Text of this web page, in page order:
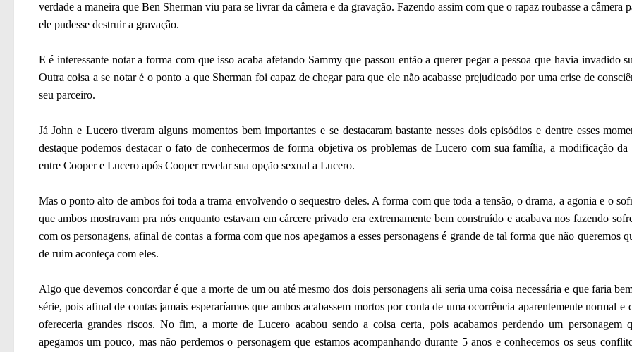
verdade a maneira que Ben Sherman viu para se livrar da câmera e da gravação. Fazendo assim com que o rapaz roubasse a câmera
ele pudesse destruir a gravação.
E é interessante notar a forma com que isso acaba afetando Sammy que passou então a querer pegar a pessoa que havia invadido
Outra coisa a se notar é o ponto a que Sherman foi capaz de chegar para que ele não acabasse prejudicado por uma crise de
seu parceiro.
Já John e Lucero tiveram alguns momentos bem importantes e se destacaram bastante nesses dois episódios e dentre esses
destaque podemos destacar o fato de conhecermos de forma objetiva os problemas de Lucero com sua família, a modificação da
entre Cooper e Lucero após Cooper revelar sua opção sexual a Lucero.
Mas o ponto alto de ambos foi toda a trama envolvendo o sequestro deles. A forma com que toda a tensão, o drama, a agonia e o
que ambos mostravam pra nós enquanto estavam em cárcere privado era extremamente bem construído e acabava nos fazendo
com os personagens, afinal de contas a forma com que nos apegamos a esses personagens é grande de tal forma que não queremos
de ruim aconteça com eles.
Algo que devemos concordar é que a morte de um ou até mesmo dos dois personagens ali seria uma coisa necessária e que faria
série, pois afinal de contas jamais esperaríamos que ambos acabassem mortos por conta de uma ocorrência aparentemente normal e
ofereceria grandes riscos. No fim, a morte de Lucero acabou sendo a coisa certa, pois acabamos perdendo um personagem
apegamos um pouco, mas não perdemos o personagem que estamos acompanhando durante 5 anos e conhecemos os seus